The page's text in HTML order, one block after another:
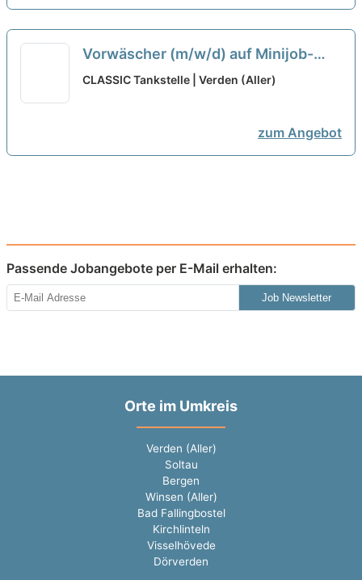
Vorwäscher (m/w/d) auf Minijob-
Basis neu
CLASSIC Tankstelle | Verden (Aller)
zum Angebot
Passende Jobangebote per E-Mail erhalten:
Job Newsletter
Orte im Umkreis
Verden (Aller)
Soltau
Bergen
Winsen (Aller)
Bad Fallingbostel
Kirchlinteln
Visselhövede
Dörverden